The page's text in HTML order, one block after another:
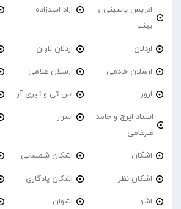
ادریس یاسینی و
بهنیا
اراد اسدزاده
اردلان اردلان لاوان
ارسلان خادمی ارسلان غلامی
ارور اس تی و تیری آر
استاد ایرج و حامد
ضرغامی
اسرار
اشکان اشکان شمسایی
اشکان نظر اشکان یادگاری
اشو اشوان